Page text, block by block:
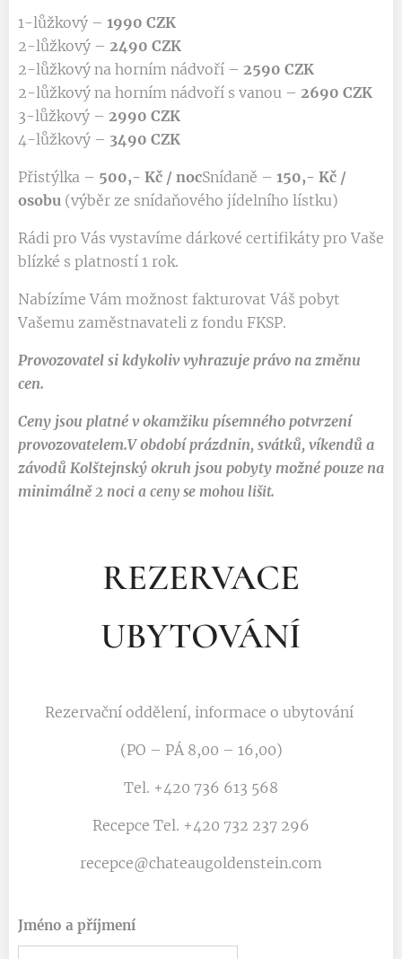
1-lůžkový – 1990 CZK
2-lůžkový – 2490 CZK
2-lůžkový na horním nádvoří – 2590 CZK
2-lůžkový na horním nádvoří s vanou – 2690 CZK
3-lůžkový – 2990 CZK
4-lůžkový – 3490 CZK
Přistýlka – 500,- Kč / nocSnídaně – 150,- Kč /
osobu (výběr ze snídaňového jídelního lístku)
Rádi pro Vás vystavíme dárkové certifikáty pro Vaše
blízké s platností 1 rok.
Nabízíme Vám možnost fakturovat Váš pobyt
Vašemu zaměstnavateli z fondu FKSP.
Provozovatel si kdykoliv vyhrazuje právo na změnu
cen.
Ceny jsou platné v okamžiku písemného potvrzení
provozovatelem.V období prázdnin, svátků, víkendů a
závodů Kolštejnský okruh jsou pobyty možné pouze na
minimálně2 noci a ceny se mohou lišit.
REZERVACE
UBYTOVÁNÍ
Rezervační oddělení, informace o ubytování
(PO – PÁ 8,00 – 16,00)
Tel. +420 736 613 568
Recepce Tel. +420 732 237 296
recepce@chateaugoldenstein.com
Jméno a příjmení